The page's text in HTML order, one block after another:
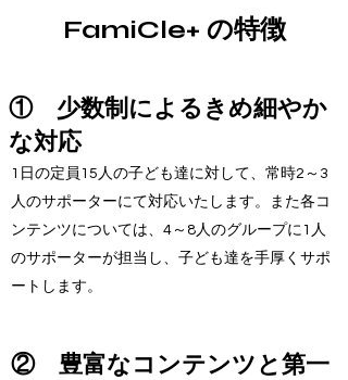
​FamiCle+ の特徴
① 少数制によるきめ細やか
な対応
1日の定員15人の子ども達に対して、常時2～3
人のサポーターにて対応いたします。また各コ
ンテンツについては、4～8人のグループに1人
のサポーターが担当し、子ども達を手厚くサポ
ートします。
② 豊富なコンテンツと第一